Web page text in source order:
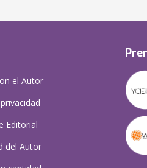
el Autor
Editorial
del Autor